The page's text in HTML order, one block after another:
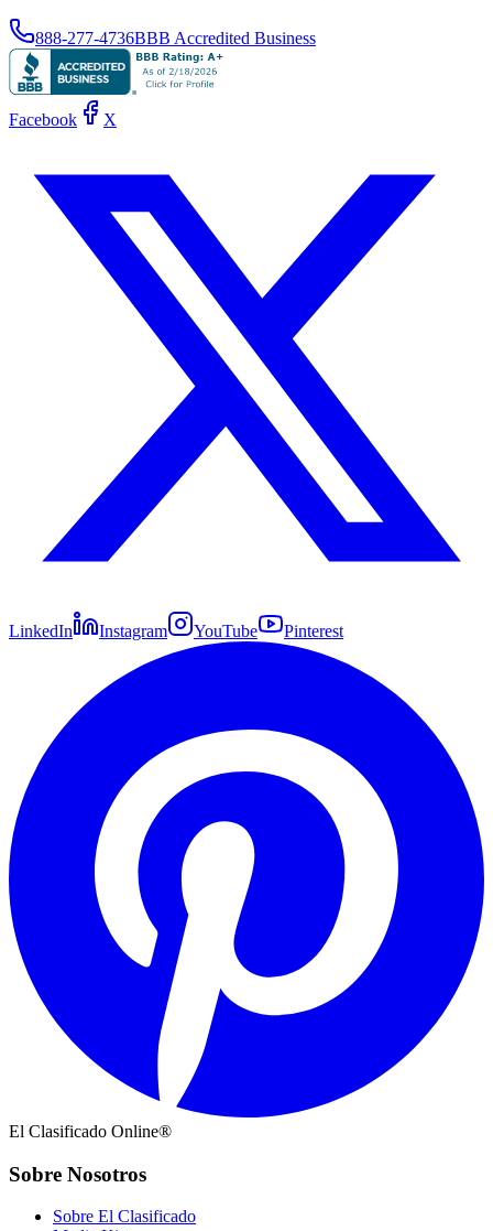
888-277-4736BBB Accredited Business
Facebook X
LinkedIn Instagram YouTube Pinterest
El Clasificado Online®
Sobre Nosotros
Sobre El Clasificado